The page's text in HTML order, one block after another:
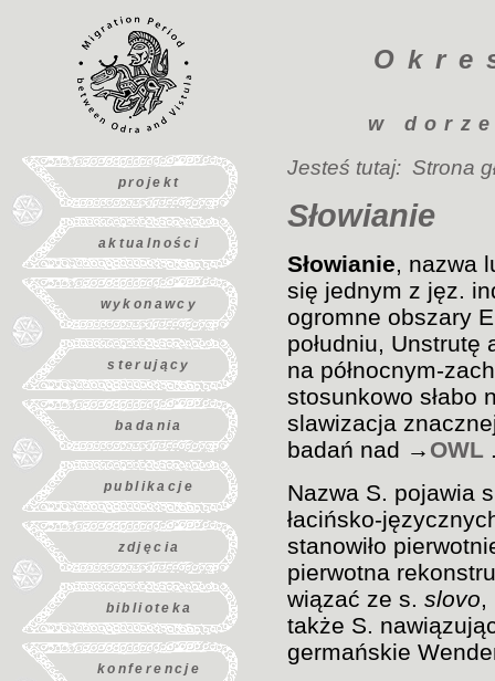
w
projekt
aktualności
wykonawcy
sterujący
badania
publikacje
zdjęcia
biblioteka
konferencje
Jesteś tutaj: Strona
Słowianie
Słowianie, nazwa
się jednym z jęz.
ogromne obszary
południu,
na północnym-
stosunkowo słabo
slawizacja
badań nad → OWL
Nazwa S. pojawia
łacińsko-
stanowiło
pierwotna
wiązać ze s. slovo,
także S.
germańskie